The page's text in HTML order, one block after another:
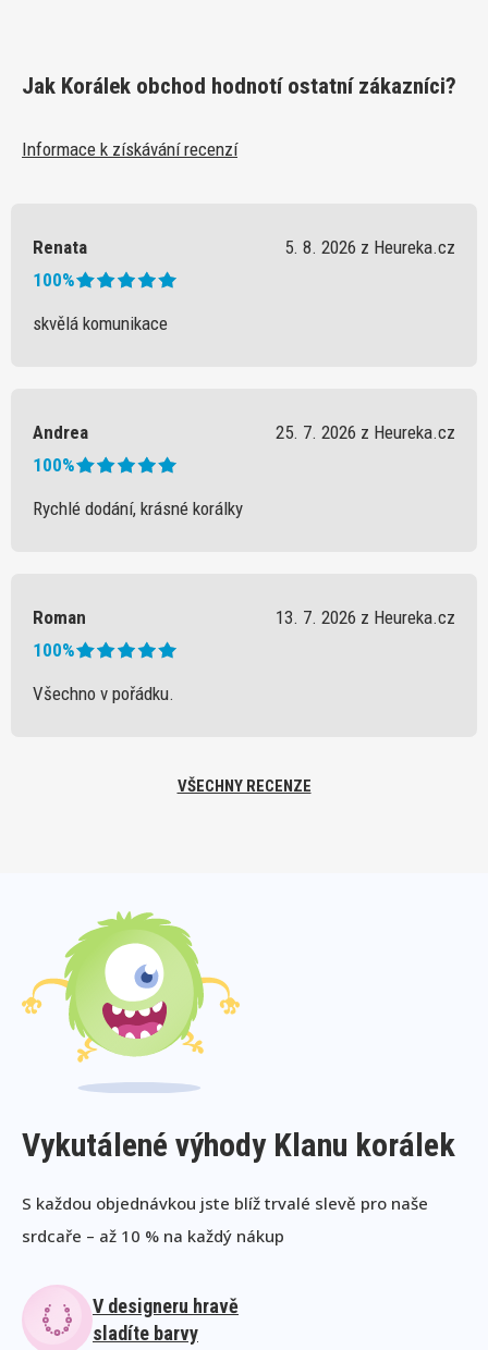
Jak Korálek obchod hodnotí ostatní zákazníci?
Informace k získávání recenzí
Renata
5. 8. 2026 z Heureka.cz
100%
skvělá komunikace
Andrea
25. 7. 2026 z Heureka.cz
100%
Rychlé dodání, krásné korálky
Roman
13. 7. 2026 z Heureka.cz
100%
Všechno v pořádku.
VŠECHNY RECENZE
Vykutálené výhody Klanu korálek
S každou objednávkou jste blíž trvalé slevě pro naše
srdcaře – až 10 % na každý nákup
V designeru hravě
sladíte barvy